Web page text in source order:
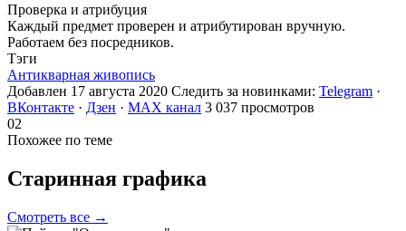
Проверка и атрибуция
Каждый предмет проверен и атрибутирован вручную.
Работаем без посредников.
Тэги
Антикварная живопись
Добавлен 17 августа 2020 Следить за новинками: Telegram ·
ВКонтакте · Дзен · MAX канал 3 037 просмотров
02
Похожее по теме
Старинная графика
Смотреть все →